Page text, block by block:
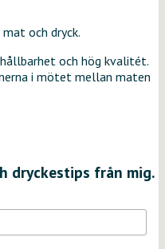
och dryck.
och hög kvalitét.
i mötet mellan maten
dryckestips från mig.